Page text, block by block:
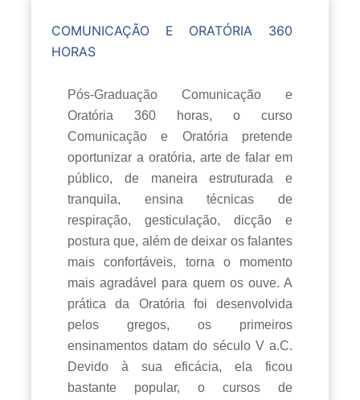
COMUNICAÇÃO E ORATÓRIA 360
HORAS
Pós-Graduação Comunicação e
Oratória 360 horas, o curso
Comunicação e Oratória pretende
oportunizar a oratória, arte de falar em
público, de maneira estruturada e
tranquila, ensina técnicas de
respiração, gesticulação, dicção e
postura que, além de deixar os falantes
mais confortáveis, torna o momento
mais agradável para quem os ouve. A
prática da Oratória foi desenvolvida
pelos gregos, os primeiros
ensinamentos datam do século V a.C.
Devido à sua eficácia, ela ficou
bastante popular, o cursos de